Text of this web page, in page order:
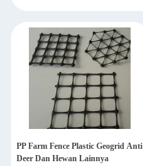
PP Farm Fence Plastic Geogrid Anti
Deer Dan Hewan Lainnya